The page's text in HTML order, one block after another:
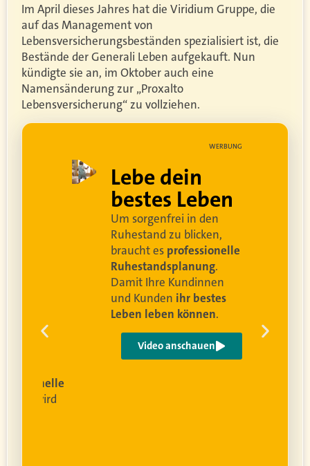
Im April dieses Jahres hat die Viridium Gruppe, die
auf das Management von
Lebensversicherungsbeständen spezialisiert ist, die
Bestände der Generali Leben aufgekauft. Nun
kündigte sie an, im Oktober auch eine
Namensänderung zur „Proxalto
Lebensversicherung“ zu vollziehen.
wird
WERBUNG
Lebe dein
bestes Leben
Um sorgenfrei in den
Ruhestand zu blicken,
braucht es professionelle
Ruhestandsplanung.
Damit Ihre Kundinnen
und Kunden ihr bestes
Leben leben können.
Video anschauen